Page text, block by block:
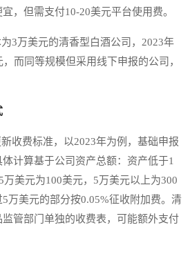
，但需支付10-20美元平台使用费。
万美元的清香型白酒公司，2023年
而同等规模但采用线下申报的公司，
费标准，以2023年为例，基础申报
计算基于公司资产总额：资产低于1
万美元为100美元，5万美元以上为300
万美元的部分按0.05%征收附加费。清
管部门单独的收费表，可能额外支付